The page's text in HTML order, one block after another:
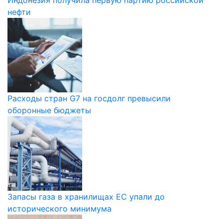
нефти
Расходы стран G7 на госдолг превысили
оборонные бюджеты
Запасы газа в хранилищах ЕС упали до
исторического минимума